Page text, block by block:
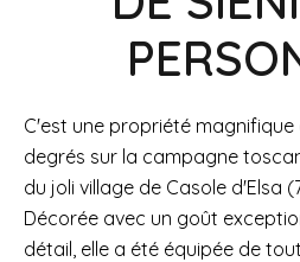
C'est une propriété magnifique
degrés sur la campagne
du joli village de Casole d'Elsa
Décorée avec un goût
détail, elle a été équipée de